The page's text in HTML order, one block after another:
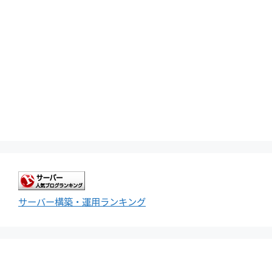
サーバー構築・運用ランキング